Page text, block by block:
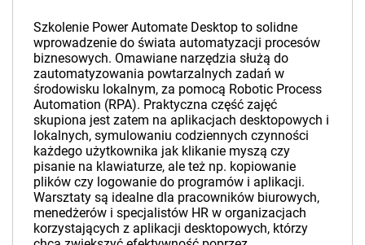
Szkolenie Power Automate Desktop to solidne
wprowadzenie do świata automatyzacji procesów
biznesowych. Omawiane narzędzia służą do
zautomatyzowania powtarzalnych zadań w
środowisku lokalnym, za pomocą Robotic Process
Automation (RPA). Praktyczna część zajęć
skupiona jest zatem na aplikacjach desktopowych i
lokalnych, symulowaniu codziennych czynności
każdego użytkownika jak klikanie myszą czy
pisanie na klawiaturze, ale też np. kopiowanie
plików czy logowanie do programów i aplikacji.
Warsztaty są idealne dla pracowników biurowych,
menedżerów i specjalistów HR w organizacjach
korzystających z aplikacji desktopowych, którzy